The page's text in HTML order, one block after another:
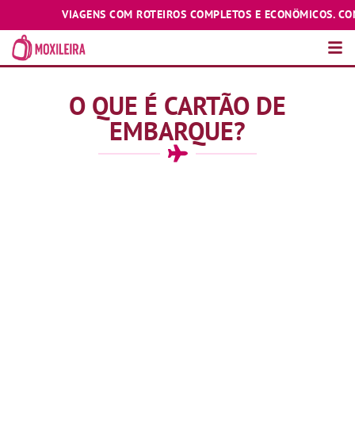
VIAGENS COM ROTEIROS COMPLETOS E ECONÔMICOS.
O QUE É CARTÃO DE
EMBARQUE?